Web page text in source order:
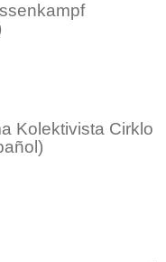
Kolektivista Cirklo